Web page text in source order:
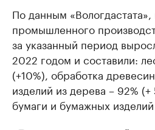
По данным
промышленного
за указанный период
2022 годом и составили:
(+10%), обработка
изделий из дерева – 92%
бумаги и бумажных изделий